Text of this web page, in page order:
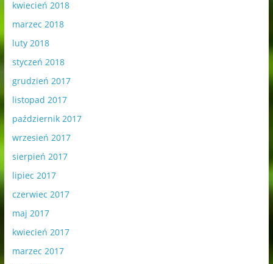
kwiecień 2018
marzec 2018
luty 2018
styczeń 2018
grudzień 2017
listopad 2017
październik 2017
wrzesień 2017
sierpień 2017
lipiec 2017
czerwiec 2017
maj 2017
kwiecień 2017
marzec 2017